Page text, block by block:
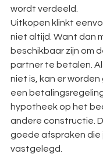
wordt verdeeld.
Uitkopen klinkt
niet altijd. Want dan
beschikbaar zijn om
partner te betalen.
niet is, kan er
een
hypotheek op het
andere constructie.
goede afspraken die
vastgelegd.